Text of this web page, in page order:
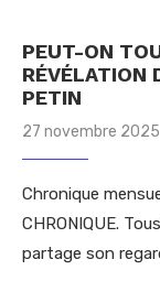
PEUT-ON
RÉVÉLATION
PETIN
27 novembre 2025
Chronique
CHRONIQUE.
partage son